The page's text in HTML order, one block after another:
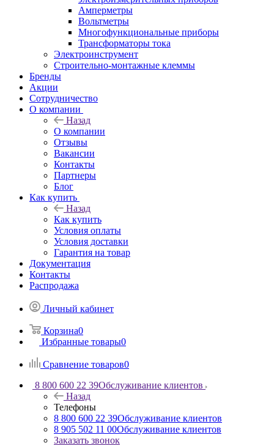
Амперметры
Вольтметры
Многофункциональные приборы
Трансформаторы тока
Электроинструмент
Строительно-монтажные клеммы
Бренды
Акции
Сотрудничество
О компании
Назад
О компании
Отзывы
Вакансии
Контакты
Партнеры
Блог
Как купить
Назад
Как купить
Условия оплаты
Условия доставки
Гарантия на товар
Документация
Контакты
Распродажа
Личный кабинет
Корзина0
Избранные товары0
Сравнение товаров0
8 800 600 22 39Обслуживание клиентов
Назад
Телефоны
8 800 600 22 39Обслуживание клиентов
8 905 502 11 00Обслуживание клиентов
Заказать звонок